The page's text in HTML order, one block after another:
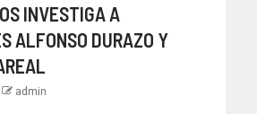
INVESTIGA A
ALFONSO DURAZO Y
admin